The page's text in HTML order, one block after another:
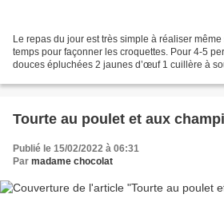
Le repas du jour est très simple à réaliser
temps pour façonner les croquettes. Pour 4-5
douces épluchées 2 jaunes d’œuf 1 cuillère à
Tourte au poulet et aux
Publié le 15/02/2022 à 06:31
Par madame chocolat